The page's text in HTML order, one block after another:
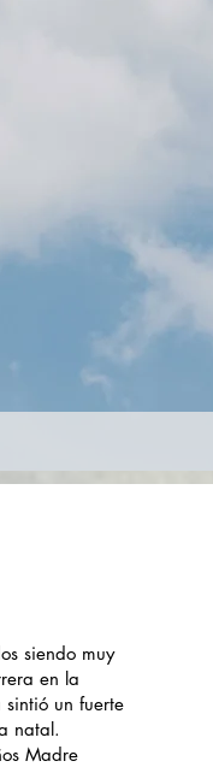
siendo muy
en la
un fuerte
natal.
Madre